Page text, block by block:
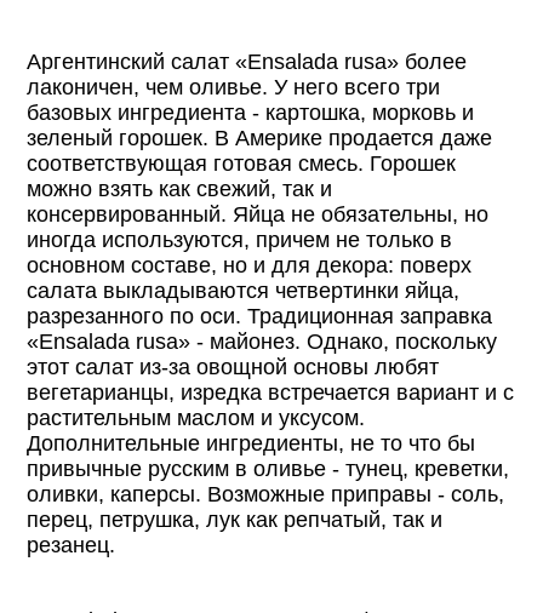
Аргентинский салат «Ensalada rusa» более
лаконичен, чем оливье. У него всего три
базовых ингредиента - картошка, морковь и
зеленый горошек. В Америке продается даже
соответствующая готовая смесь. Горошек
можно взять как свежий, так и
консервированный. Яйца не обязательны, но
иногда используются, причем не только в
основном составе, но и для декора: поверх
салата выкладываются четвертинки яйца,
разрезанного по оси. Традиционная заправка
«Ensalada rusa» - майонез. Однако, поскольку
этот салат из-за овощной основы любят
вегетарианцы, изредка встречается вариант и с
растительным маслом и уксусом.
Дополнительные ингредиенты, не то что бы
привычные русским в оливье - тунец, креветки,
оливки, каперсы. Возможные приправы - соль,
перец, петрушка, лук как репчатый, так и
резанец.